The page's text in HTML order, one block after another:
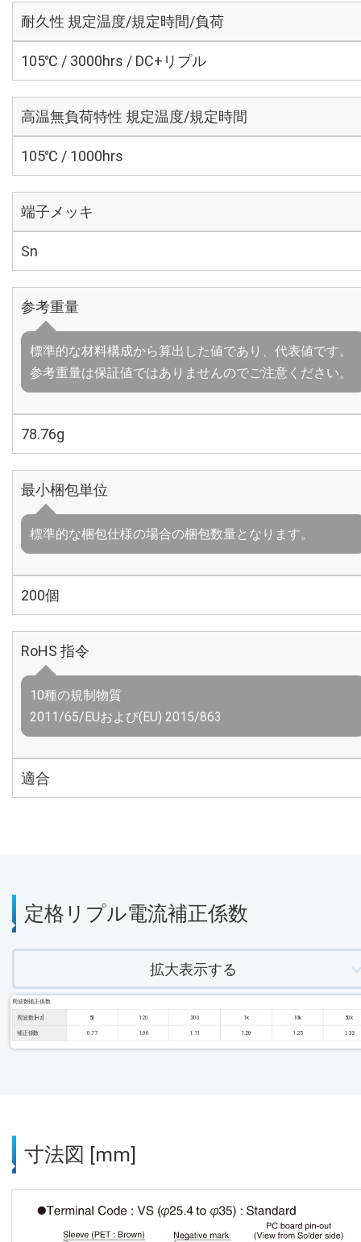
耐久性 規定温度/規定時間/負荷
105℃ / 3000hrs / DC+リプル
高温無負荷特性 規定温度/規定時間
105℃ / 1000hrs
端子メッキ
Sn
参考重量
標準的な材料構成から算出した値であり、代表値です。
参考重量は保証値ではありませんのでご注意ください。
78.76g
最小梱包単位
標準的な梱包仕様の場合の梱包数量となります。
200個
RoHS 指令
10種の規制物質
2011/65/EUおよび(EU) 2015/863
適合
定格リプル電流補正係数
拡大表示する
周波数補正係数
周波数 [Hz] 50 120 300 1k 10k 50k
補正係数 0.77 1.00 1.11 1.20 1.25 1.33
寸法図 [mm]